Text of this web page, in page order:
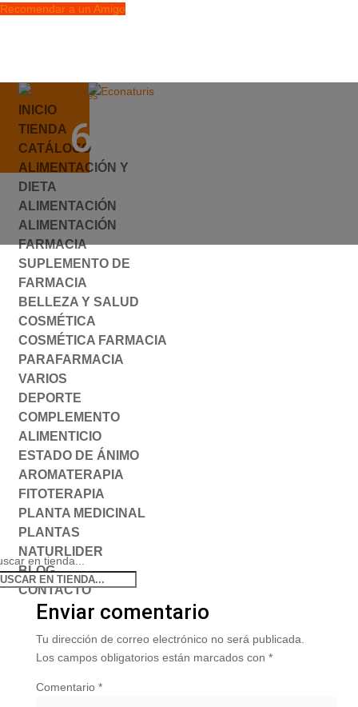
Recomendar a un Amigo
info@econaturis.es
Mi cuenta
Checkout
0 elementos
INICIO
TIENDA
CATÁLOGO
ALIMENTACIÓN Y
DIETA
ALIMENTACIÓN
ALIMENTACIÓN
FARMACIA
SUPLEMENTO DE
FARMACIA
BELLEZA Y SALUD
COSMÉTICA
COSMÉTICA FARMACIA
PARAFARMACIA
VARIOS
DEPORTE
COMPLEMENTO
ALIMENTICIO
ESTADO DE ÁNIMO
AROMATERAPIA
FITOTERAPIA
PLANTA MEDICINAL
PLANTAS
NATURLIDER
BLOG
CONTACTO
en tienda...
650005.JPG
Enviar comentario
Tu dirección de correo electrónico no será publicada.
Los campos obligatorios están marcados con *
Comentario *